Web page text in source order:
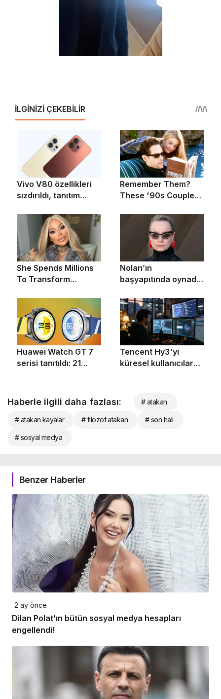
Haberle ilgili daha fazlası: # atakan
# atakan kayalar # filozof atakan # son hali
# sosyal medya
Benzer Haberler
2 ay önce
Dilan Polat’ın bütün sosyal medya hesapları
engellendi!